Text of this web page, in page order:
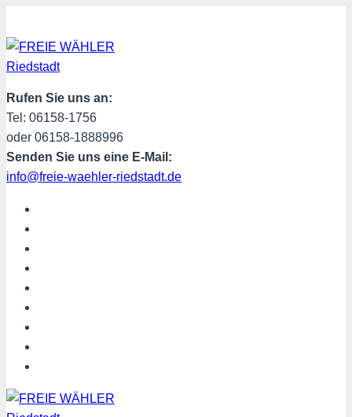
Inhalt
springen
Rufen Sie uns an:
Tel: 06158-1756
oder 06158-1888996
Senden Sie uns eine E-Mail:
info@freie-waehler-riedstadt.de